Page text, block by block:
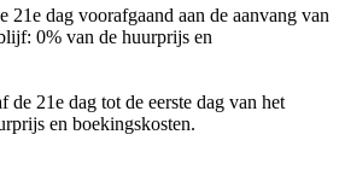
21e dag voorafgaand aan de aanvang van
0% van de huurprijs en
de 21e dag tot de eerste dag van het
en boekingskosten.